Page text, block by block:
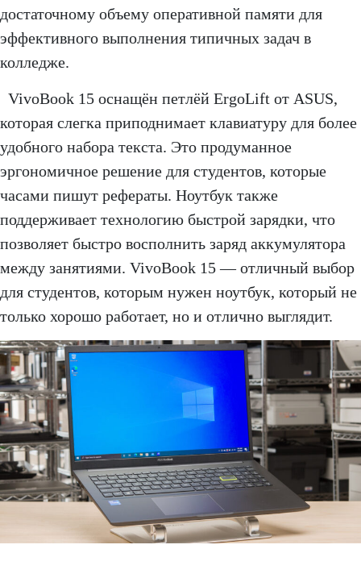
достаточному объему оперативной памяти для
эффективного выполнения типичных задач в
колледже.
VivoBook 15 оснащён петлёй ErgoLift от ASUS,
которая слегка приподнимает клавиатуру для более
удобного набора текста. Это продуманное
эргономичное решение для студентов, которые
часами пишут рефераты. Ноутбук также
поддерживает технологию быстрой зарядки, что
позволяет быстро восполнить заряд аккумулятора
между занятиями. VivoBook 15 — отличный выбор
для студентов, которым нужен ноутбук, который не
только хорошо работает, но и отлично выглядит.